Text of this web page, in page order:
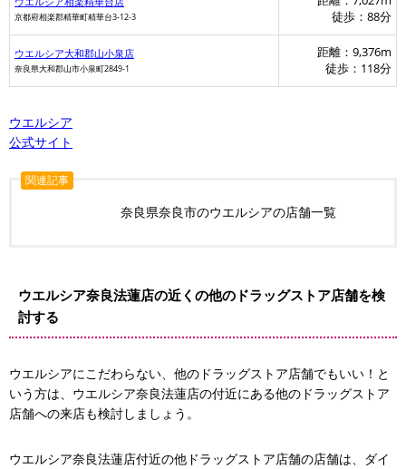
京都府相楽郡精華町精華台3-12-3
徒歩：88分
ウエルシア大和郡山小泉店
奈良県大和郡山市小泉町2849-1
距離：9,376m
徒歩：118分
ウエルシア
公式サイト
関連記事
奈良県奈良市のウエルシアの店舗一覧
ウエルシア奈良法蓮店の近くの他のドラッグストア店舗を検
討する
ウエルシアにこだわらない、他のドラッグストア店舗でもいい！と
いう方は、ウエルシア奈良法蓮店の付近にある他のドラッグストア
店舗への来店も検討しましょう。
ウエルシア奈良法蓮店付近の他ドラッグストア店舗の店舗は、ダイ